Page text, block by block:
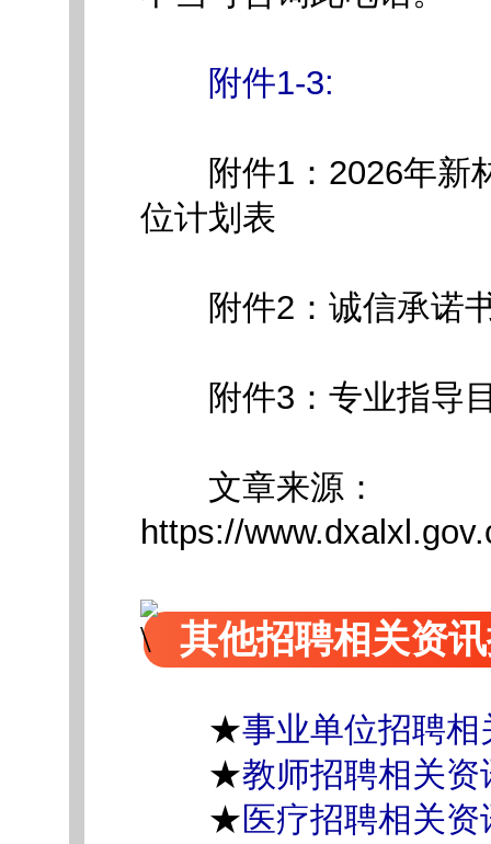
附件1-3:
附件1：2026年新林
位计划表
附件2：诚信承诺
附件3：专业指导
文章来源：
https://
其他招聘相关资
★事业单位招聘相
★教师招聘相关资
★医疗招聘相关资